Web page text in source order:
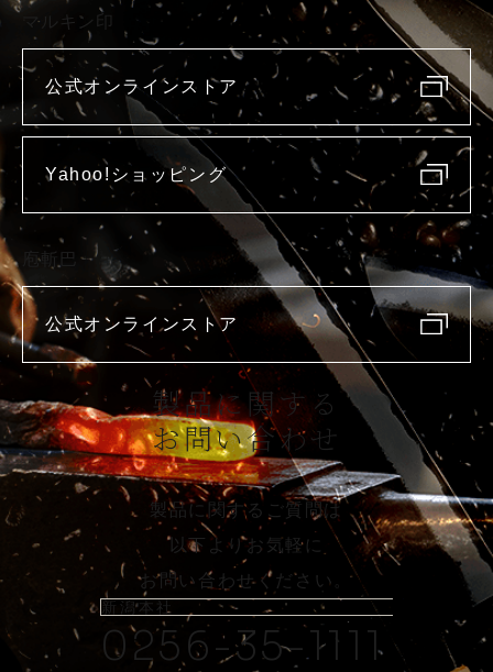
マルキン印
公式オンラインストア
Yahoo!ショッピング
庖斬巴
公式オンラインストア
製品に関する
お問い合わせ
製品に関するご質問は
以下よりお気軽に
お問い合わせください。
新潟本社
0256-35-1111